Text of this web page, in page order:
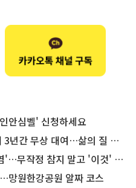
안심벨' 신청하세요
무상 대여…삶의 질 높인다
정 참지 말고 '이것' 해보세요!
망원한강공원 알짜 코스